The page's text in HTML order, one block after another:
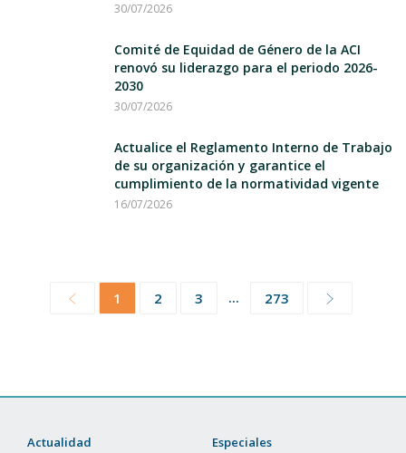
30/07/2026
Comité de Equidad de Género de la ACI
renovó su liderazgo para el periodo 2026-
2030
30/07/2026
Actualice el Reglamento Interno de Trabajo
de su organización y garantice el
cumplimiento de la normatividad vigente
16/07/2026
1 2 3 ... 273
Actualidad Especiales